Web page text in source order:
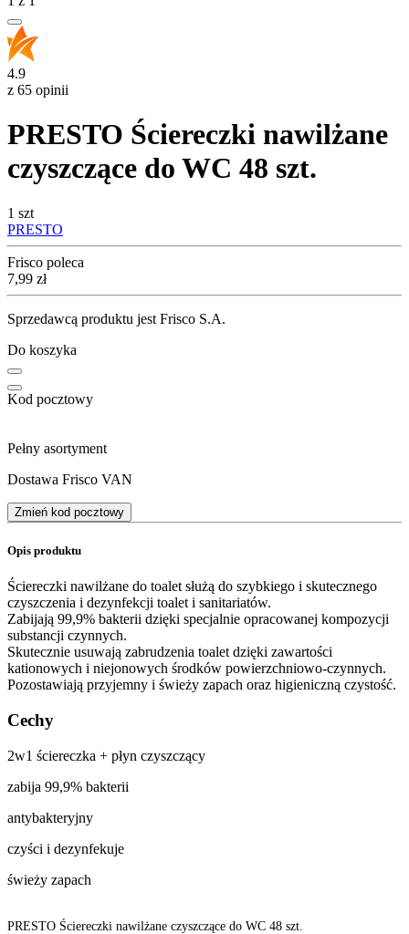
4.9
z 65 opinii
PRESTO Ściereczki nawilżane
czyszczące do WC 48 szt.
1 szt
PRESTO
Frisco poleca
Cena
7,99 zł
Sprzedawcą produktu jest Frisco S.A.
Do koszyka
Kod pocztowy
Pełny asortyment
Dostawa Frisco VAN
Zmień kod pocztowy
Opis produktu
Ściereczki nawilżane do toalet służą do szybkiego i skutecznego
czyszczenia i dezynfekcji toalet i sanitariatów.
Zabijają 99,9% bakterii dzięki specjalnie opracowanej kompozycji
substancji czynnych.
Skutecznie usuwają zabrudzenia toalet dzięki zawartości
kationowych i niejonowych środków powierzchniowo-czynnych.
Pozostawiają przyjemny i świeży zapach oraz higieniczną czystość.
Cechy
2w1 ściereczka + płyn czyszczący
zabija 99,9% bakterii
antybakteryjny
czyści i dezynfekuje
świeży zapach
PRESTO Ściereczki nawilżane czyszczące do WC 48 szt.